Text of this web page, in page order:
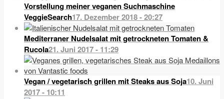
Vorstellung meiner veganen Suchmaschine
VeggieSearch17. Dezember 2018 - 20:27
Mediterraner Nudelsalat mit getrockneten Tomaten &
Rucola21. Juni 2017 - 11:29
Vegan / vegetarisch grillen mit Steaks aus Soja10. Juni
2017 - 10:11